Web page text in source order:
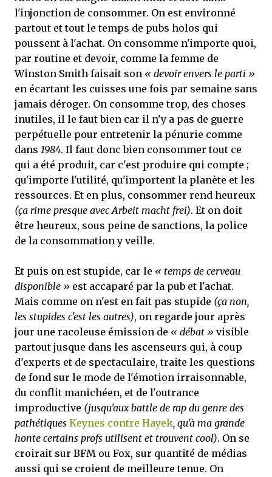
l'injonction de consommer. On est environné
partout et tout le temps de pubs holos qui
poussent à l'achat. On consomme n'importe quoi,
par routine et devoir, comme la femme de
Winston Smith faisait son « devoir envers le parti »
en écartant les cuisses une fois par semaine sans
jamais déroger. On consomme trop, des choses
inutiles, il le faut bien car il n'y a pas de guerre
perpétuelle pour entretenir la pénurie comme
dans 1984. Il faut donc bien consommer tout ce
qui a été produit, car c'est produire qui compte ;
qu'importe l'utilité, qu'importent la planète et les
ressources. Et en plus, consommer rend heureux
(ça rime presque avec Arbeit macht frei). Et on doit
être heureux, sous peine de sanctions, la police
de la consommation y veille.
Et puis on est stupide, car le « temps de cerveau
disponible » est accaparé par la pub et l'achat.
Mais comme on n'est en fait pas stupide (ça non,
les stupides c'est les autres), on regarde jour après
jour une racoleuse émission de « débat » visible
partout jusque dans les ascenseurs qui, à coup
d'experts et de spectaculaire, traite les questions
de fond sur le mode de l'émotion irraisonnable,
du conflit manichéen, et de l'outrance
improductive (jusqu'aux battle de rap du genre des
pathétiques Keynes contre Hayek, qu'à ma grande
honte certains profs utilisent et trouvent cool). On se
croirait sur BFM ou Fox, sur quantité de médias
aussi qui se croient de meilleure tenue. On